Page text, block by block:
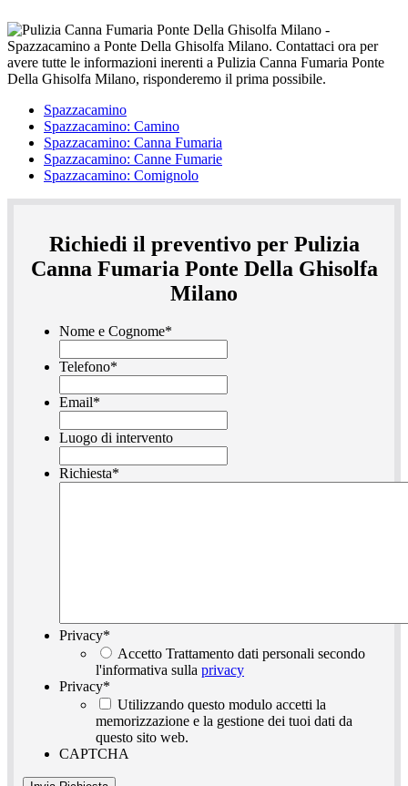
Spazzacamino
Spazzacamino: Camino
Spazzacamino: Canna Fumaria
Spazzacamino: Canne Fumarie
Spazzacamino: Comignolo
Richiedi il preventivo per Pulizia
Canna Fumaria Ponte Della Ghisolfa
Milano
Nome e Cognome*
Telefono*
Email*
Luogo di intervento
Richiesta*
Privacy*
Accetto Trattamento dati personali secondo
l'informativa sulla privacy
Privacy*
Utilizzando questo modulo accetti la
memorizzazione e la gestione dei tuoi dati da
questo sito web.
CAPTCHA